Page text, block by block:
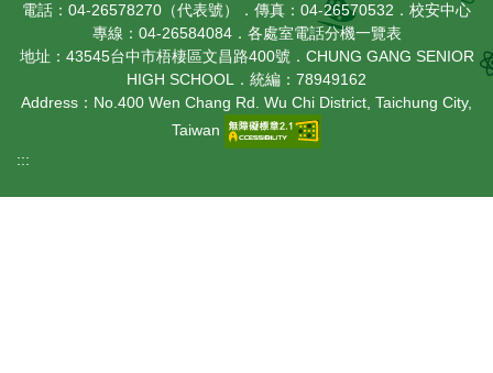
電話：04-26578270（代表號）．傳真：04-26570532．校安中心
專線：04-26584084． 各處室電話分機一覽表
地址：43545台中市梧棲區文昌路400號．CHUNG GANG SENIOR
HIGH SCHOOL．統編：78949162
Address：No.400 Wen Chang Rd. Wu Chi District, Taichung City,
Taiwan
:::